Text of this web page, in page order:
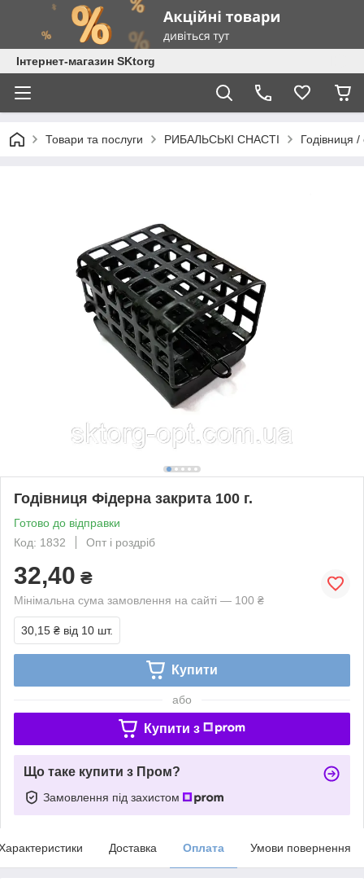
Інтернет-магазин SKtorg
Товари та послуги РИБАЛЬСЬКІ СНАСТІ Годівниця /
Годівниця Фідерна закрита 100 г.
Готово до відправки
Код: 1832
Опт і роздріб
32,40 ₴
Мінімальна сума замовлення на сайті — 100 ₴
30,15 ₴ від 10 шт.
Купити
або
Купити з
Що таке купити з Пром?
Замовлення під захистом
Доставка Оплата Умови повернення